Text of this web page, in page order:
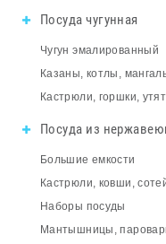
Посуда чугунная
Чугун эмалированный
Казаны, котлы,
Кастрюли, горшки,
Посуда из
Большие емкости
Кастрюли, ковши,
Наборы посуды
Мантышницы,